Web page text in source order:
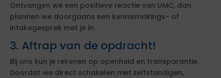
Ontvangen we een positieve reactie van UMC, dan
plannen we doorgaans een kennismakings- of
intakegesprek met je in.
3. Aftrap van de opdracht!
Bij ons kun je rekenen op openheid en transparantie.
Doordat we direct schakelen met zelfstandigen,